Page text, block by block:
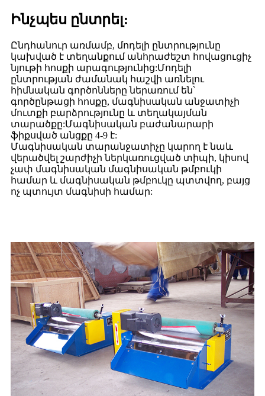
Ինչպես ընտրել:
Ընդհանուր առմամբ, մոդելի ընտրությունը
կախված է տեղանքում անհրաժեշտ հովացուցիչ
նյութի հոսքի արագությունից:Մոդելի
ընտրության ժամանակ հաշվի առնելու
հիմնական գործոնները ներառում են՝
գործընթացի հոսքը, մագնիսական անջատիչի
մուտքի բարձրությունը և տեղակայման
տարածքը:Մագնիսական բաժանարարի
ֆիքսված անցքը 4-9 է:
Մագնիսական տարանջատիչը կարող է նաև
վերածվել շարժիչի ներկառուցված տիպի, կիսով
չափ մագնիսական մագնիսական թմբուկի
համար և մագնիսական թմբուկը պտտվող, բայց
ոչ պտույտ մագնիսի համար: